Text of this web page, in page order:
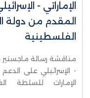
الإماراتي -
المقدم من دولة
الفلسطينية
مناقشة رسالة ماجستير
- الإسرائيلي على
الإمارات للسلطة